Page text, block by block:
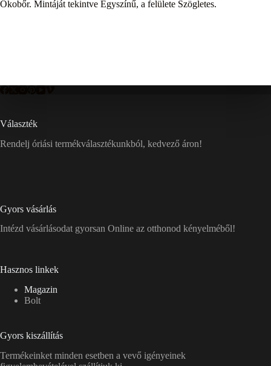
Ökobőr. Mintáját tekintve Egyszínű, a felülete Szögletes.
Választék
Rendelj óriási termékválasztékunkból, kedvező áron!
Gyors vásárlás
Intézd vásárlásodat gyorsan Online az otthonod kényelméből!
Hasznos linkek
Magazin
Bolt
Gyors kiszállítás
Termékeinket minden esetben a vevő igényeinek